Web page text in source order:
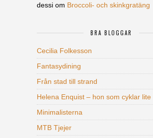
dessi om Broccoli- och skinkgratäng
BRA BLOGGAR
Cecilia Folkesson
Fantasydining
Från stad till strand
Helena Enquist – hon som cyklar lite
Minimalisterna
MTB Tjejer